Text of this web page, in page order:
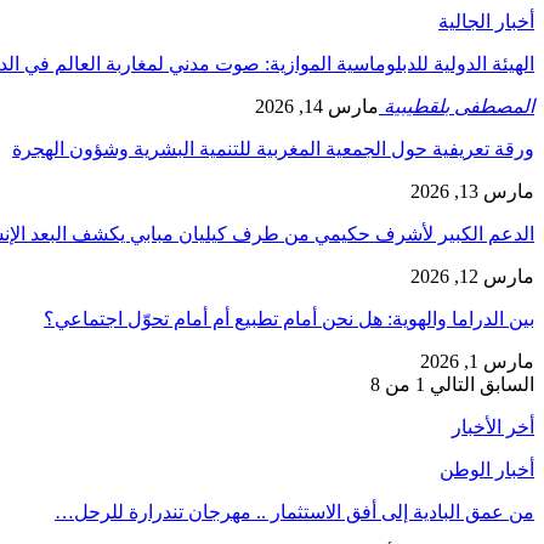
أخبار الجالية
الهيئة الدولية للدبلوماسية الموازية: صوت مدني لمغاربة العالم في
المصطفى بلقطيبية مارس 14, 2026
ورقة تعريفية حول الجمعية المغربية للتنمية البشرية وشؤون الهجرة
مارس 13, 2026
الدعم الكبير لأشرف حكيمي من طرف كيليان مبابي يكشف البعد
مارس 12, 2026
بين الدراما والهوية: هل نحن أمام تطبيع أم أمام تحوّل اجتماعي؟
مارس 1, 2026
السابق التالي 1 من 8
أخر الأخبار
أخبار الوطن
من عمق البادية إلى أفق الاستثمار .. مهرجان تندرارة للرحل…